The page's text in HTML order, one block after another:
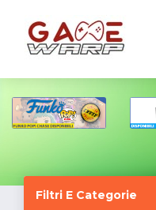
Filtri E Categorie